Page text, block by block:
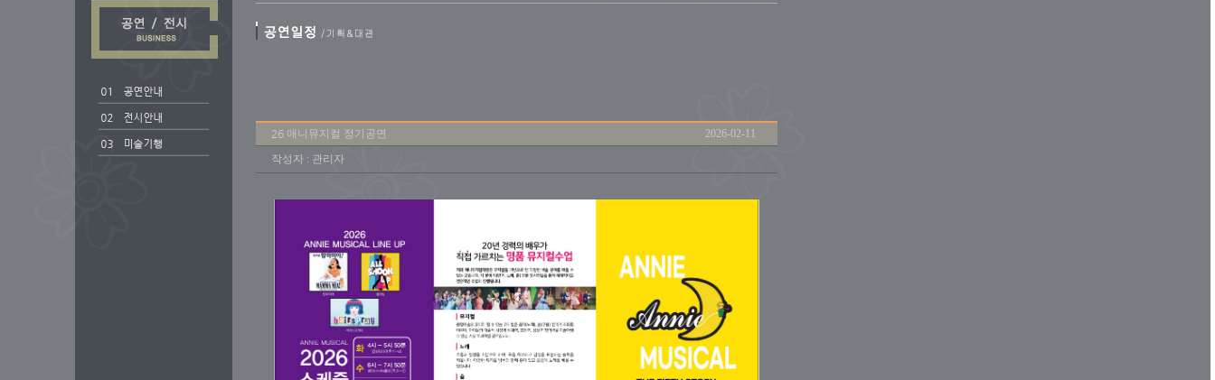
26 애니뮤지컬 정기공연
2026-02-11
작성자 : 관리자